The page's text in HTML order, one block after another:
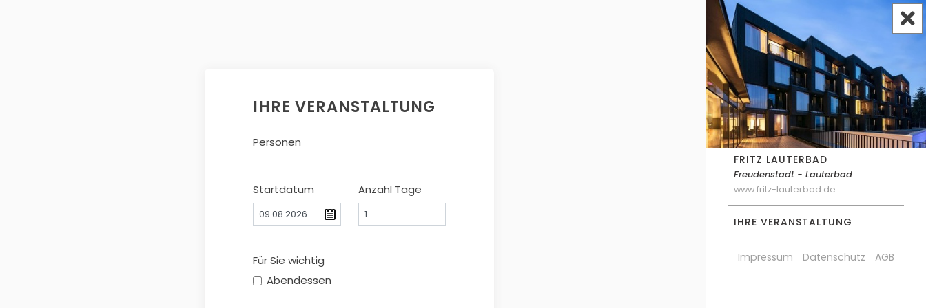
IHRE VERANSTALTUNG
Personen
Startdatum Anzahl Tage
Für Sie wichtig
Abendessen
FRITZ LAUTERBAD
Freudenstadt - Lauterbad
www.fritz-lauterbad.de
IHRE VERANSTALTUNG
Impressum Datenschutz AGB